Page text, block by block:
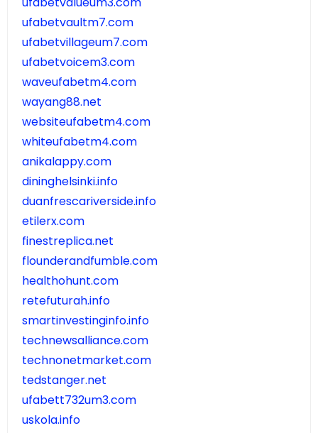
ufabetvaultm7.com
ufabetvillageum7.com
ufabetvoicem3.com
waveufabetm4.com
wayang88.net
websiteufabetm4.com
whiteufabetm4.com
anikalappy.com
dininghelsinki.info
duanfrescariverside.info
etilerx.com
finestreplica.net
flounderandfumble.com
healthohunt.com
retefuturah.info
smartinvestinginfo.info
technewsalliance.com
technonetmarket.com
tedstanger.net
ufabett732um3.com
uskola.info